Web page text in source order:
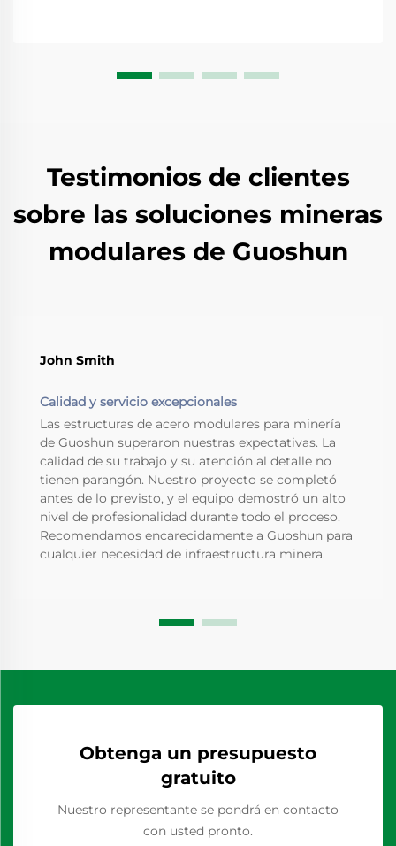
Testimonios de clientes
sobre las soluciones mineras
modulares de Guoshun
John Smith
Calidad y servicio excepcionales
Las estructuras de acero modulares para minería
de Guoshun superaron nuestras expectativas. La
calidad de su trabajo y su atención al detalle no
tienen parangón. Nuestro proyecto se completó
antes de lo previsto, y el equipo demostró un alto
nivel de profesionalidad durante todo el proceso.
Recomendamos encarecidamente a Guoshun para
cualquier necesidad de infraestructura minera.
Obtenga un presupuesto
gratuito
Nuestro representante se pondrá en contacto
con usted pronto.